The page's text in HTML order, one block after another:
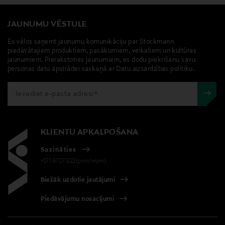
name it, džinsi, bērnu džinsi, džinsa bikses,
JAUNUMU VĒSTULE
Es vēlos saņemt jaunumu komunikāciju par Stockmann
piedāvātajiem produktiem, pasākumiem, veikaliem un kultūras
jaunumiem. Pierakstoties jaunumiem, es dodu piekrišanu savu
personas datu apstrādei saskaņā ar Datu aizsardzības politiku.
KLIENTU APKALPOŠANA
Sazināties
+371 67071222(pvm/mpm)
Biežāk uzdotie jautājumi
Piedāvājumu nosacījumi